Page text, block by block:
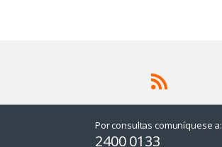
Por consultas comuníquese a:
2400 0133